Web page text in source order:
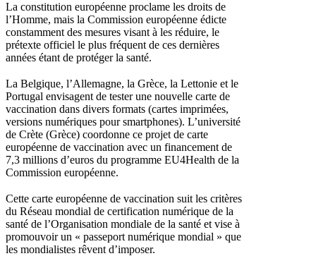
La constitution européenne proclame les droits de
l’Homme, mais la Commission européenne édicte
constamment des mesures visant à les réduire, le
prétexte officiel le plus fréquent de ces dernières
années étant de protéger la santé.
La Belgique, l’Allemagne, la Grèce, la Lettonie et le
Portugal envisagent de tester une nouvelle carte de
vaccination dans divers formats (cartes imprimées,
versions numériques pour smartphones). L’université
de Crète (Grèce) coordonne ce projet de carte
européenne de vaccination avec un financement de
7,3 millions d’euros du programme EU4Health de la
Commission européenne.
Cette carte européenne de vaccination suit les critères
du Réseau mondial de certification numérique de la
santé de l’Organisation mondiale de la santé et vise à
promouvoir un « passeport numérique mondial » que
les mondialistes rêvent d’imposer.